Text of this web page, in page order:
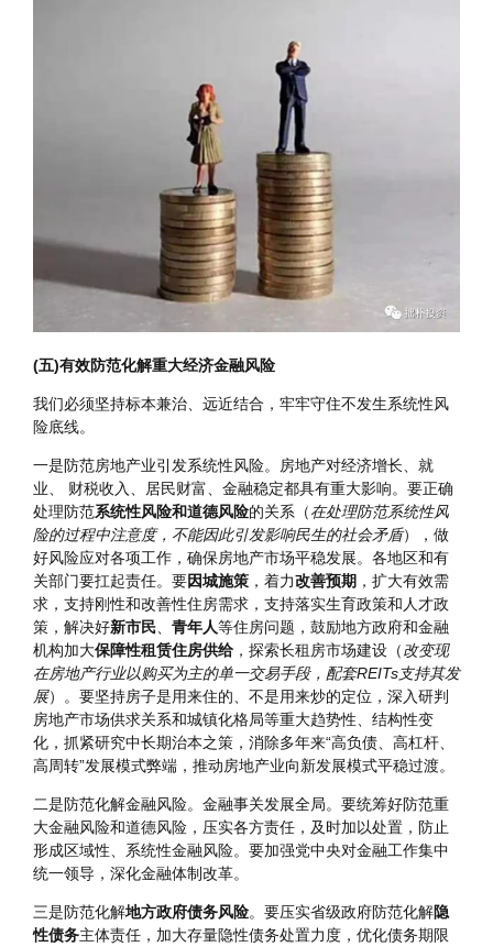
我们必须坚持标本兼治、远近结合，牢牢守住不发生系统性风
险底线。
一是防范房地产业引发系统性风险。房地产对经济增长、就
业、 财税收入、居民财富、金融稳定都具有重大影响。要正确
处理防范系统性风险和道德风险 的关系（在处理防范系统性风
险的过程中注意度，不能因此引发影响民生的社会矛盾），做
好风险应对各项工作，确保房地产市场平稳发展。各地区和有
关部门要扛起责任。要 因城施策 ，着力改善预期，扩大有效需
求，支持刚性和改善性住房需求，支持落实生育政策和人才政
策，解决好 新市民、青年人等住房问题，鼓励地方政府和金融
机构加大保障性租赁住房供给 ，探索长租房市场建设（改变现
在房地产行业以购买为主的单一交易手段，配套REITs支持其发
房地产市场供求关系和城镇化格局等重大趋势性、结构性变
化，抓紧研究中长期治本之策，消除多年来“高负债、高杠杆、
高周转”发展模式弊端，推动房地产业向新发展模式平稳过渡。
大金融风险和道德风险，压实各方责任，及时加以处置，防止
形成区域性、系统性金融风险。要加强党中央对金融工作集中